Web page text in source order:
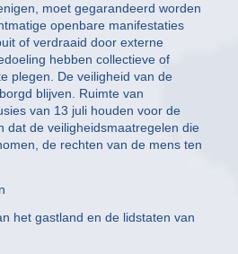
moet gegarandeerd worden
openbare manifestaties
of verdraaid door externe
hebben collectieve of
plegen. De veiligheid van de
blijven. Ruimte van
van 13 juli houden voor de
dat de veiligheidsmaatregelen die
de rechten van de mens ten
het gastland en de lidstaten van